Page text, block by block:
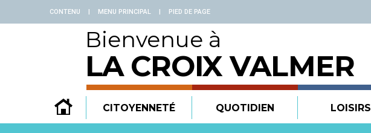
CONTENU | MENU PRINCIPAL | PIED DE PAGE
Bienvenue à
LA CROIX VALMER
CITOYENNETÉ QUOTIDIEN LOISIRS